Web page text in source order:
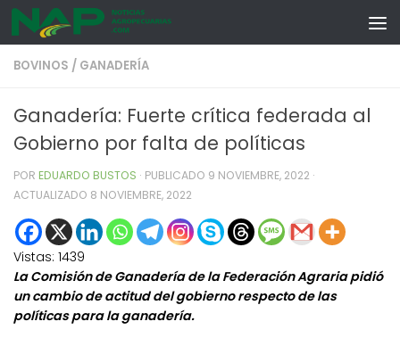
Skip to content
BOVINOS / GANADERÍA
Ganadería: Fuerte crítica federada al
Gobierno por falta de políticas
POR EDUARDO BUSTOS · PUBLICADO 9 NOVIEMBRE, 2022 ·
ACTUALIZADO 8 NOVIEMBRE, 2022
Vistas: 1439
La Comisión de Ganadería de la Federación Agraria pidió
un cambio de actitud del gobierno respecto de las
políticas para la ganadería.